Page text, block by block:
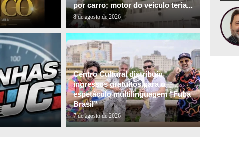
por carro; motor do veículo teria...
8 de agosto de 2026
Centro Cultural distribuiu
ingressos gratuitos para o
espetáculo multilinguagem “Fubá
Brasil”
7 de agosto de 2026